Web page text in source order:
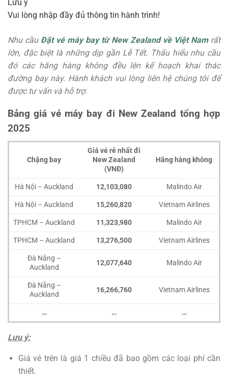
Lưu ý
Vui lòng nhập đầy đủ thông tin hành trình!
Nhu cầu Đặt vé máy bay từ New Zealand về Việt Nam rất
lớn, đặc biệt là những dịp gần Lễ Tết. Thấu hiểu nhu cầu
đó các hãng hàng không đều lên kế hoạch khai thác
đường bay này. Hành khách vui lòng liên hệ chúng tôi để
được tư vấn và hỗ trợ.
Bảng giá vé máy bay đi New Zealand tổng hợp
2025
Chặng bay
Giá vé rẻ nhất đi
New Zealand
(VNĐ)
Hãng hàng không
Hà Nội – Auckland 12,103,080 Malindo Air
Hà Nội – Auckland 15,260,820 Vietnam Airlines
TPHCM – Auckland 11,323,980 Malindo Air
TPHCM – Auckland 13,276,500 Vietnam Airlines
Đà Nẵng –
Auckland
12,077,640 Malindo Air
Đà Nẵng –
Auckland
16,266,760 Vietnam Airlines
… … …
Lưu ý:
Giá vé trên là giá 1 chiều đã bao gồm các loại phí cần
thiết.